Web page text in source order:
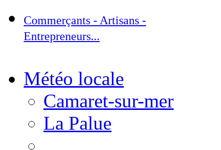
Commerçants - Artisans -
Entrepreneurs...
Météo locale
Camaret-sur-mer
La Palue